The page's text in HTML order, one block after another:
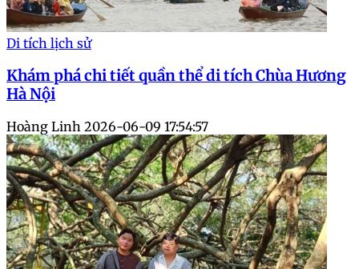
Di tích lịch sử
Khám phá chi tiết quần thể di tích Chùa Hương
Hà Nội
Hoàng Linh 2026-06-09 17:54:57